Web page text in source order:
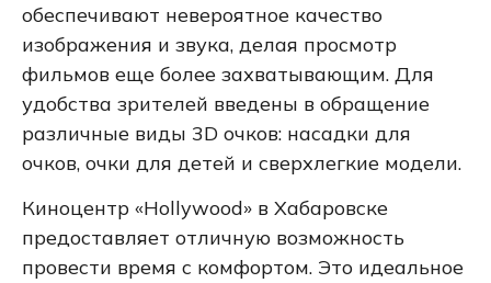
обеспечивают невероятное качество
изображения и звука, делая просмотр
фильмов еще более захватывающим. Для
удобства зрителей введены в обращение
различные виды 3D очков: насадки для
очков, очки для детей и сверхлегкие модели.
Киноцентр «Hollywood» в Хабаровске
предоставляет отличную возможность
провести время с комфортом. Это идеальное